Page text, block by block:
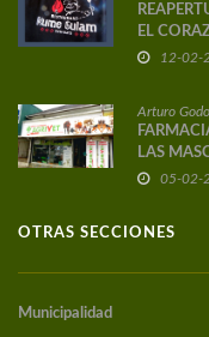
EL
12-02-
Arturo
LAS
05-02-
OTRAS SECCIONES
Municipalidad